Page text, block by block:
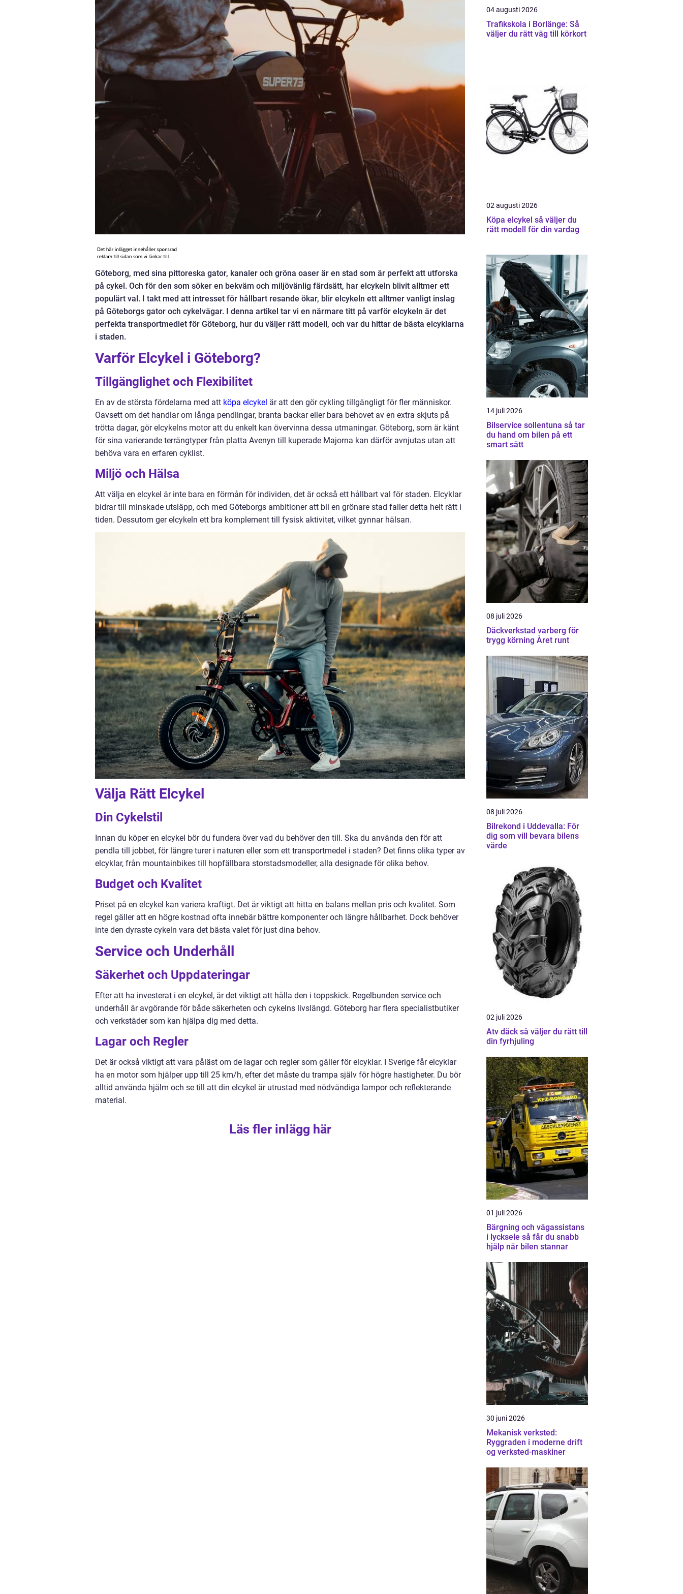
Göteborg, med sina pittoreska gator, kanaler och gröna oaser är en stad som är perfekt att utforska
på cykel. Och för den som söker en bekväm och miljövänlig färdsätt, har elcykeln blivit alltmer ett
populärt val. I takt med att intresset för hållbart resande ökar, blir elcykeln ett alltmer vanligt inslag
på Göteborgs gator och cykelvägar. I denna artikel tar vi en närmare titt på varför elcykeln är det
perfekta transportmedlet för Göteborg, hur du väljer rätt modell, och var du hittar de bästa elcyklarna
i staden.
Varför Elcykel i Göteborg?
Tillgänglighet och Flexibilitet
En av de största fördelarna med att köpa elcykel är att den gör cykling tillgängligt för fler människor.
Oavsett om det handlar om långa pendlingar, branta backar eller bara behovet av en extra skjuts på
trötta dagar, gör elcykelns motor att du enkelt kan övervinna dessa utmaningar. Göteborg, som är känt
för sina varierande terrängtyper från platta Avenyn till kuperade Majorna kan därför avnjutas utan att
behöva vara en erfaren cyklist.
Miljö och Hälsa
Att välja en elcykel är inte bara en förmån för individen, det är också ett hållbart val för staden. Elcyklar
bidrar till minskade utsläpp, och med Göteborgs ambitioner att bli en grönare stad faller detta helt rätt i
tiden. Dessutom ger elcykeln ett bra komplement till fysisk aktivitet, vilket gynnar hälsan.
Välja Rätt Elcykel
Din Cykelstil
Innan du köper en elcykel bör du fundera över vad du behöver den till. Ska du använda den för att
pendla till jobbet, för längre turer i naturen eller som ett transportmedel i staden? Det finns olika typer av
elcyklar, från mountainbikes till hopfällbara storstadsmodeller, alla designade för olika behov.
Budget och Kvalitet
Priset på en elcykel kan variera kraftigt. Det är viktigt att hitta en balans mellan pris och kvalitet. Som
regel gäller att en högre kostnad ofta innebär bättre komponenter och längre hållbarhet. Dock behöver
inte den dyraste cykeln vara det bästa valet för just dina behov.
Service och Underhåll
Säkerhet och Uppdateringar
Efter att ha investerat i en elcykel, är det viktigt att hålla den i toppskick. Regelbunden service och
underhåll är avgörande för både säkerheten och cykelns livslängd. Göteborg har flera specialistbutiker
och verkstäder som kan hjälpa dig med detta.
Lagar och Regler
Det är också viktigt att vara påläst om de lagar och regler som gäller för elcyklar. I Sverige får elcyklar
ha en motor som hjälper upp till 25 km/h, efter det måste du trampa själv för högre hastigheter. Du bör
alltid använda hjälm och se till att din elcykel är utrustad med nödvändiga lampor och reflekterande
material.
Läs fler inlägg här
04 augusti 2026
Trafikskola i Borlänge: Så
väljer du rätt väg till körkort
02 augusti 2026
Köpa elcykel så väljer du
rätt modell för din vardag
14 juli 2026
Bilservice sollentuna så tar
du hand om bilen på ett
smart sätt
08 juli 2026
Däckverkstad varberg för
trygg körning Året runt
08 juli 2026
Bilrekond i Uddevalla: För
dig som vill bevara bilens
värde
02 juli 2026
Atv däck så väljer du rätt till
din fyrhjuling
01 juli 2026
Bärgning och vägassistans
i lycksele så får du snabb
hjälp när bilen stannar
30 juni 2026
Mekanisk verksted:
Ryggraden i moderne drift
og verksted-maskiner